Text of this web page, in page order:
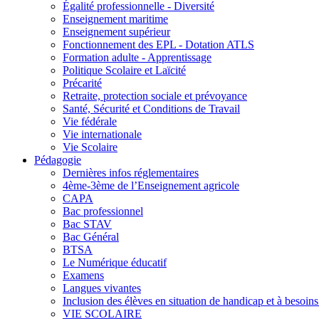
Égalité professionnelle - Diversité
Enseignement maritime
Enseignement supérieur
Fonctionnement des EPL - Dotation ATLS
Formation adulte - Apprentissage
Politique Scolaire et Laïcité
Précarité
Retraite, protection sociale et prévoyance
Santé, Sécurité et Conditions de Travail
Vie fédérale
Vie internationale
Vie Scolaire
Pédagogie
Dernières infos réglementaires
4ème-3ème de l’Enseignement agricole
CAPA
Bac professionnel
Bac STAV
Bac Général
BTSA
Le Numérique éducatif
Examens
Langues vivantes
Inclusion des élèves en situation de handicap et à
VIE SCOLAIRE